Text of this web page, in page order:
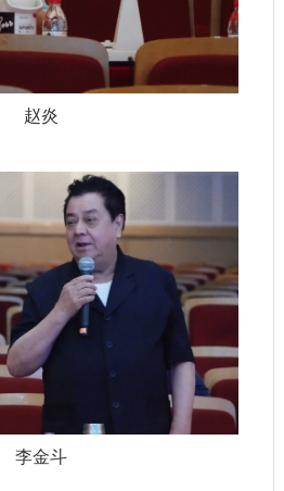
赵炎
李金斗